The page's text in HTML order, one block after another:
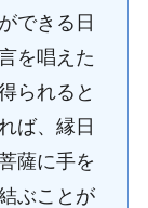
できる日
を唱えた
られると
ば、縁日
薩に手を
ぶことが